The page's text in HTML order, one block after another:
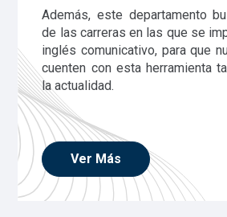
Además, este departamento
de las carreras en las que se
inglés comunicativo, para que
cuenten con esta herramienta
la actualidad.
Ver Más